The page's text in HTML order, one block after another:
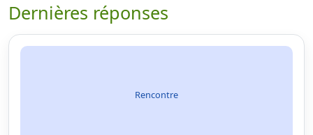
Dernières réponses
Rencontre